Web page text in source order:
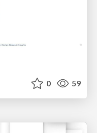
0 59